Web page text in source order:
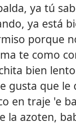
ya tú
ya está
porque
te como
bien lento
gusta que le
en traje 'e
la azoten,